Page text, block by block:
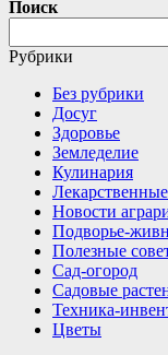
Поиск
Рубрики
Без рубрики
Досуг
Здоровье
Земледелие
Кулинария
Новости
Подворье-
Полезные
Сад-огород
Садовые
Техника-
Цветы